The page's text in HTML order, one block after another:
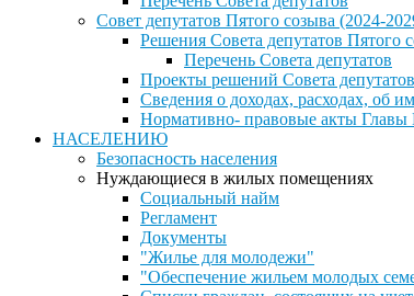
Совет депутатов Пятого созыва (2024-
Решения Совета депутатов Пятого
Перечень Совета депутатов
Проекты решений Совета
Сведения о доходах, расходах, об
Нормативно- правовые акты
НАСЕЛЕНИЮ
Безопасность населения
Нуждающиеся в жилых помещениях
Социальный найм
Регламент
Документы
"Жилье для молодежи"
"Обеспечение жильем молодых